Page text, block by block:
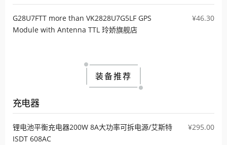
G28U7FTT more than VK2828U7G5LF GPS
Module with Antenna TTL 玲娇旗舰店
¥46.30
装备推荐
充电器
锂电池平衡充电器200W 8A大功率可拆电源/艾斯特
ISDT 608AC
¥295.00